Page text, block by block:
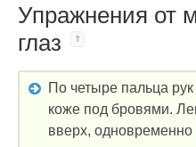
Упражнения от
глаз
По четыре пальца
коже под бровями.
вверх, одновременно